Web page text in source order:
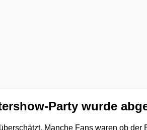
Party wurde
Manche Fans waren ob